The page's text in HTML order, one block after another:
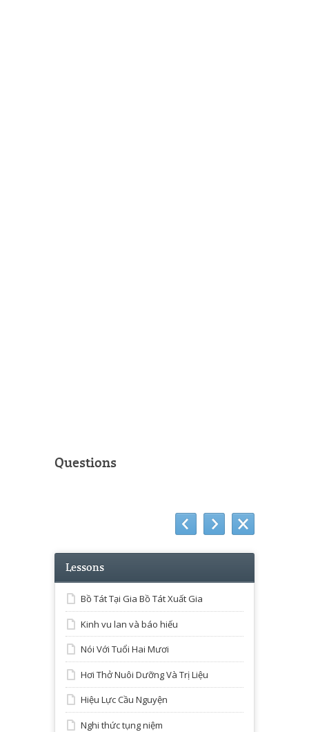
Questions
Lessons
Bồ Tát Tại Gia Bồ Tát Xuất Gia
Kinh vu lan và báo hiếu
Nói Với Tuổi Hai Mươi
Hơi Thở Nuôi Dưỡng Và Trị Liệu
Hiệu Lực Cầu Nguyện
Nghi thức tụng niệm